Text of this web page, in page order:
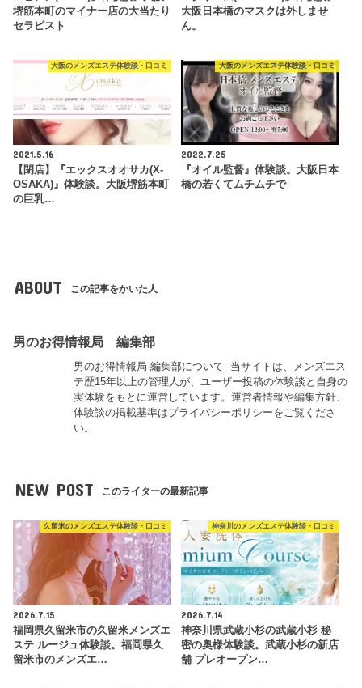
堺筋本町のマイナー店の大当たり
セラピスト
大阪日本橋のマスクは外しませ
ん。
大阪のメンズエステ体験談・口コミ
2021.5.16
【閉店】『エックスオオサカ(X-
OSAKA)』体験談。大阪堺筋本町
の巨乳…
大阪のメンズエステ体験談・口コミ
2022.7.25
『オイル監督』体験談。大阪日本
橋の若くてムチムチで
ABOUT この記事をかいた人
男のお得情報局 編集部
男のお得情報局-編集部について- 当サイトは、メンズエス
テ歴15年以上の管理人が、ユーザー投稿の体験談と自身の
実体験をもとに運営しています。運営者情報や編集方針、
体験談の掲載基準はプライバシーポリシーをご覧くださ
い。
NEW POST このライターの最新記事
久留米のメンズエステ体験談・口コミ
2026.7.15
福岡県久留米市の久留米メンズエ
ステ ルージュ体験談。福岡県久
留米市のメンズエ…
神奈川のメンズエステ体験談・口コミ
2026.7.14
神奈川県武蔵小杉の武蔵小杉 秘
密の奥様体験談。武蔵小杉の新店
舗 プレオープン…